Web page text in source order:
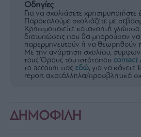
Οδηγίες
Για να σχολιάσετε
Παρακαλούμε σχολιάζετε με
Χρησιμοποιείτε κατανοητή
διατυπώσεις που θα μπορούσαν να
παρερμηνευτούν ή να θεωρηθούν
Με την ανάρτηση σχολίου,
τους Όρους του ιστότοπου contact
το account σας εδώ, για να κάνετε
report ακατάλληλα/προσβλητικά
ΔΗΜΟΦΙΛΗ